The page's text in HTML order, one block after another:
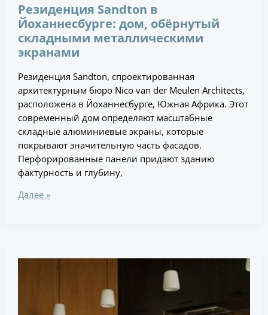
Резиденция Sandton в
Йоханнесбурге: дом, обёрнутый
складными металлическими
экранами
Резиденция Sandton, спроектированная
архитектурным бюро Nico van der Meulen Architects,
расположена в Йоханнесбурге, Южная Африка. Этот
современный дом определяют масштабные
складные алюминиевые экраны, которые
покрывают значительную часть фасадов.
Перфорированные панели придают зданию
фактурность и глубину,
Далее »
Мадриде